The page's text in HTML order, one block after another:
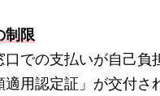
制限
口での支払いが自己負
適用認定証」が交付さ